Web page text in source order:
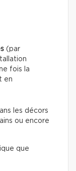
(par
fois la
en
les décors
ou encore
que